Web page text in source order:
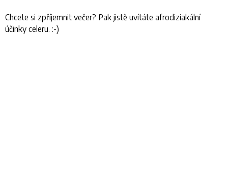
Chcete si zpříjemnit večer? Pak jistě uvítáte afrodiziakální
účinky celeru. :-)